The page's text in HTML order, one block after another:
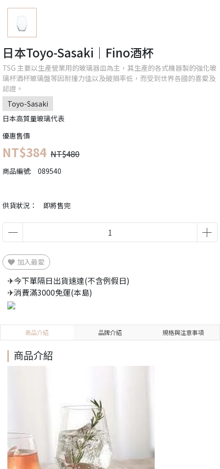
日本Toyo-Sasaki｜Fino酒杯
TSG 主要以生產營業用的玻璃器皿為主，其生產的各式機器製的強化玻
璃杯酒杯玻璃盤等因耐撞力佳以及破損率低，而受到世界各國的喜愛及
認證。
Toyo-Sasaki
日本高質量玻璃代表
優惠售價
NT$384 NT$480
商品編號: 089540
供貨狀況： 即將售完
加入最愛
✈今下單隔日出貨速達(不含例假日)
✈消費滿3000免運(本島)
商品介紹 品牌介紹 規格與注意事項
商品介紹